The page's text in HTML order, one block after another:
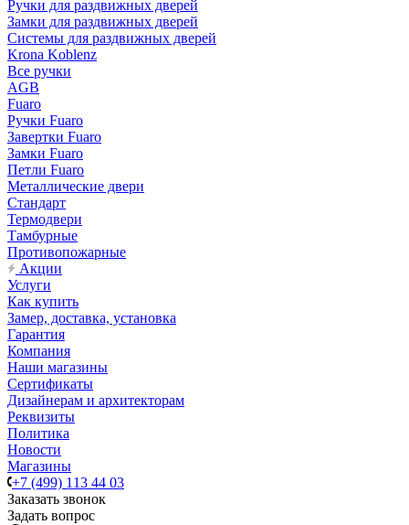
Ручки для раздвижных дверей
Замки для раздвижных дверей
Системы для раздвижных дверей
Krona Koblenz
Все ручки
AGB
Fuaro
Ручки Fuaro
Завертки Fuaro
Замки Fuaro
Петли Fuaro
Металлические двери
Стандарт
Термодвери
Тамбурные
Противопожарные
Акции
Услуги
Как купить
Замер, доставка, установка
Гарантия
Компания
Наши магазины
Сертификаты
Дизайнерам и архитекторам
Реквизиты
Политика
Новости
Магазины
+7 (499) 113 44 03
Заказать звонок
Задать вопрос